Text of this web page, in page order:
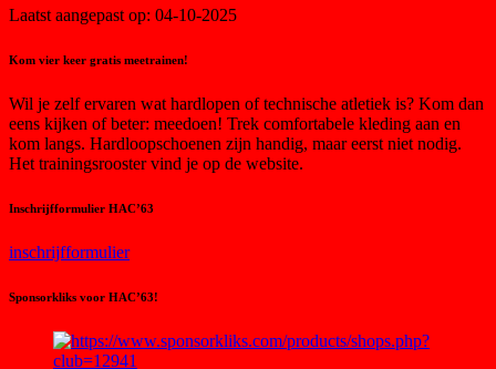
Laatst aangepast op: 04-10-2025
Kom vier keer gratis meetrainen!
Wil je zelf ervaren wat hardlopen of technische atletiek is? Kom dan
eens kijken of beter: meedoen! Trek comfortabele kleding aan en
kom langs. Hardloopschoenen zijn handig, maar eerst niet nodig.
Het trainingsrooster vind je op de website.
Inschrijfformulier HAC’63
inschrijfformulier
Sponsorkliks voor HAC’63!